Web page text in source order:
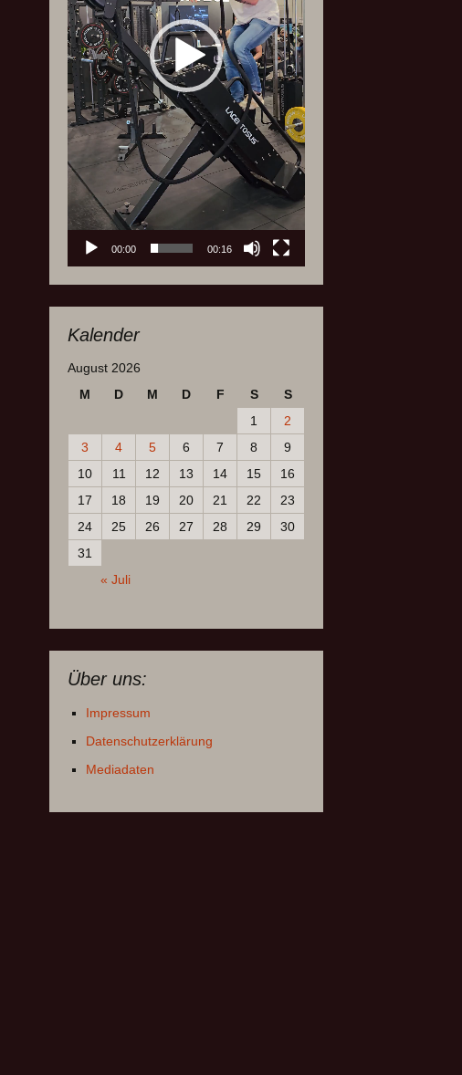
00:00 00:16
Kalender
August 2026
M
D M D F S
S
1
2
3
4 5 6 7 8
9
10
11 12 13 14 15
16
17
18 19 20 21 22
23
24
25 26 27 28 29
30
31
« Juli
Über uns:
Impressum
Datenschutzerklärung
Mediadaten